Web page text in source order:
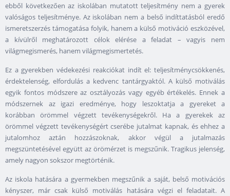
ebből következően az iskolában mutatott teljesítmény nem a gyerek
valóságos teljesítménye. Az iskolában nem a belső indíttatásból eredő
ismeretszerzés támogatása folyik, hanem a külső motiváció eszközével,
a kívülről meghatározott célok elérése a feladat – vagyis nem
világmegismerés, hanem világmegismertetés.
Ez a gyerekben védekezési reakciókat indít el: teljesítménycsökkenés,
érdektelenség, elfordulás a kedvenc tantárgyaktól. A külső motiválás
egyik fontos módszere az osztályozás vagy egyéb értékelés. Ennek a
módszernek az igazi eredménye, hogy leszoktatja a gyereket a
korábban örömmel végzett tevékenységekről. Ha a gyerekek az
örömmel végzett tevékenységért cserébe jutalmat kapnak, és ehhez a
jutalomhoz aztán hozzászoknak, akkor végül a jutalmazás
megszüntetésével együtt az örömérzet is megszűnik. Tragikus jelenség,
amely nagyon sokszor megtörténik.
Az iskola hatására a gyermekben megszűnik a saját, belső motivációs
kényszer, már csak külső motiválás hatására végzi el feladatait. A